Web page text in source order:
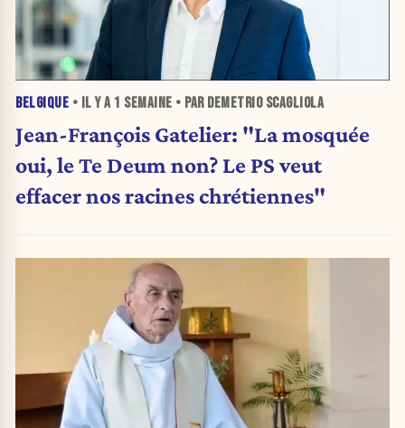
BELGIQUE • IL Y A 1 SEMAINE • PAR DEMETRIO SCAGLIOLA
Jean-François Gatelier: "La mosquée
oui, le Te Deum non? Le PS veut
effacer nos racines chrétiennes"